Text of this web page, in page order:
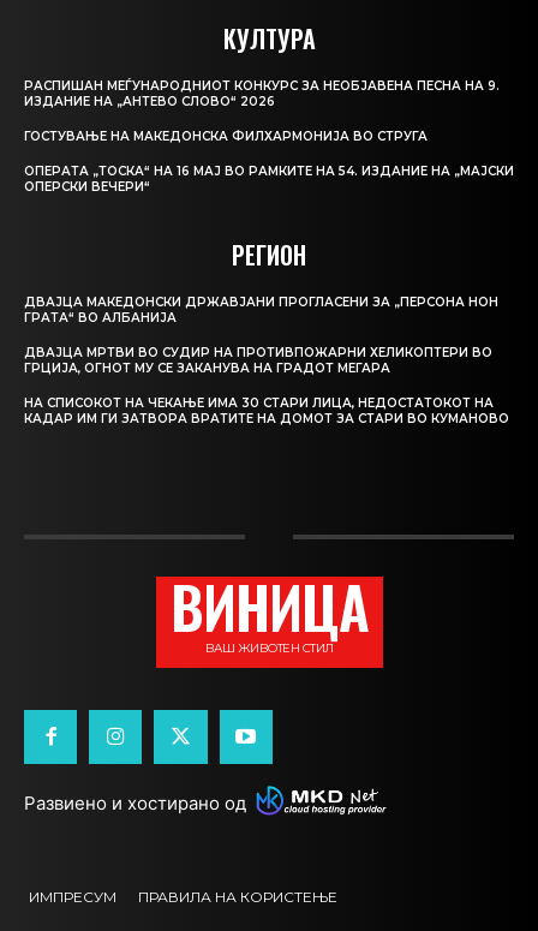
КУЛТУРА
РАСПИШАН МЕЃУНАРОДНИОТ КОНКУРС ЗА НЕОБЈАВЕНА ПЕСНА НА 9.
ИЗДАНИЕ НА „АНТЕВО СЛОВО“ 2026
ГОСТУВАЊЕ НА МАКЕДОНСКА ФИЛХАРМОНИЈА ВО СТРУГА
ОПЕРАТА „ТОСКА“ НА 16 МАЈ ВО РАМКИТЕ НА 54. ИЗДАНИЕ НА „МАЈСКИ
ОПЕРСКИ ВЕЧЕРИ“
РЕГИОН
ДВАЈЦА МАКЕДОНСКИ ДРЖАВЈАНИ ПРОГЛАСЕНИ ЗА „ПЕРСОНА НОН
ГРАТА“ ВО АЛБАНИЈА
ДВАЈЦА МРТВИ ВО СУДИР НА ПРОТИВПОЖАРНИ ХЕЛИКОПТЕРИ ВО
ГРЦИЈА, ОГНОТ МУ СЕ ЗАКАНУВА НА ГРАДОТ МЕГАРА
НА СПИСОКОТ НА ЧЕКАЊЕ ИМА 30 СТАРИ ЛИЦА, НЕДОСТАТОКОТ НА
КАДАР ИМ ГИ ЗАТВОРА ВРАТИТЕ НА ДОМОТ ЗА СТАРИ ВО КУМАНОВО
ВИНИЦА
ВАШ ЖИВОТЕН СТИЛ
Развиено и хостирано од
ИМПРЕСУМ ПРАВИЛА НА КОРИСТЕЊЕ